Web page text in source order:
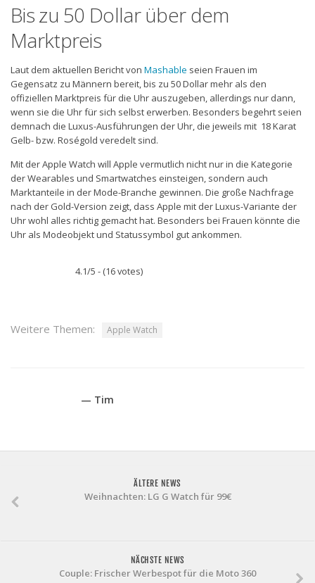
Bis zu 50 Dollar über dem
Marktpreis
Laut dem aktuellen Bericht von Mashable seien Frauen im
Gegensatz zu Männern bereit, bis zu 50 Dollar mehr als den
offiziellen Marktpreis für die Uhr auszugeben, allerdings nur dann,
wenn sie die Uhr für sich selbst erwerben. Besonders begehrt seien
demnach die Luxus-Ausführungen der Uhr, die jeweils mit 18 Karat
Gelb- bzw. Roségold veredelt sind.
Mit der Apple Watch will Apple vermutlich nicht nur in die Kategorie
der Wearables und Smartwatches einsteigen, sondern auch
Marktanteile in der Mode-Branche gewinnen. Die große Nachfrage
nach der Gold-Version zeigt, dass Apple mit der Luxus-Variante der
Uhr wohl alles richtig gemacht hat. Besonders bei Frauen könnte die
Uhr als Modeobjekt und Statussymbol gut ankommen.
4.1/5 - (16 votes)
Weitere Themen: Apple Watch
— Tim
ÄLTERE NEWS
Weihnachten: LG G Watch für 99€
NÄCHSTE NEWS
Couple: Frischer Werbespot für die Moto 360